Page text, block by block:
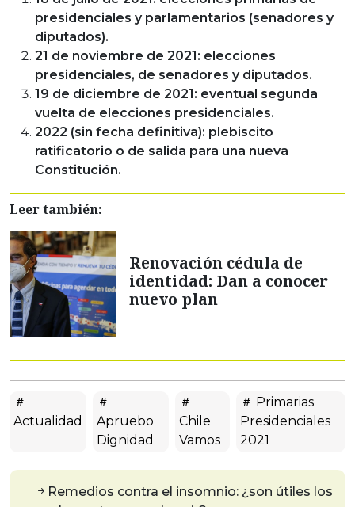
presidenciales y parlamentarios (senadores y
diputados).
21 de noviembre de 2021: elecciones
presidenciales, de senadores y diputados.
19 de diciembre de 2021: eventual segunda
vuelta de elecciones presidenciales.
2022 (sin fecha definitiva): plebiscito
ratificatorio o de salida para una nueva
Constitución.
Leer también:
Renovación cédula de
identidad: Dan a conocer
nuevo plan
Actualidad
Apruebo
Dignidad
Chile
Vamos
Primarias
Presidenciales
2021
Remedios contra el insomnio: ¿son útiles los